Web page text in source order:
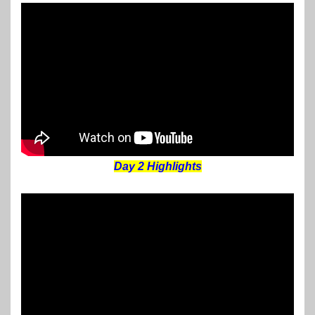
Day 2 Highlights